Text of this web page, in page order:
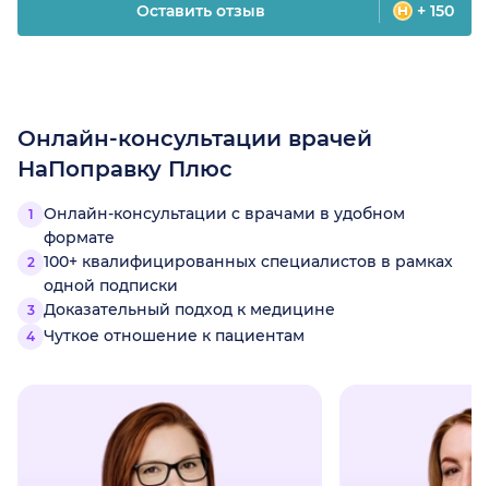
Оставить отзыв + 150
Онлайн-консультации врачей
НаПоправку Плюс
Онлайн-консультации с врачами в удобном
формате
100+ квалифицированных специалистов в рамках
одной подписки
Доказательный подход к медицине
Чуткое отношение к пациентам